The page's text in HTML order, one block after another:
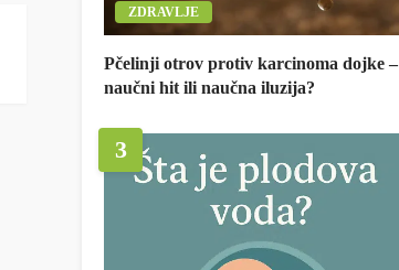
ZDRAVLJE
Pčelinji otrov protiv karcinoma dojke –
naučni hit ili naučna iluzija?
3